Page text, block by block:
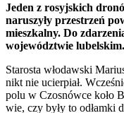
Jeden z rosyjskich
naruszyły przestrzeń
mieszkalny. Do
województwie lubelskim.
Starosta włodawski
nikt nie ucierpiał.
polu w Czosnówce koło
wie, czy były to odłamki